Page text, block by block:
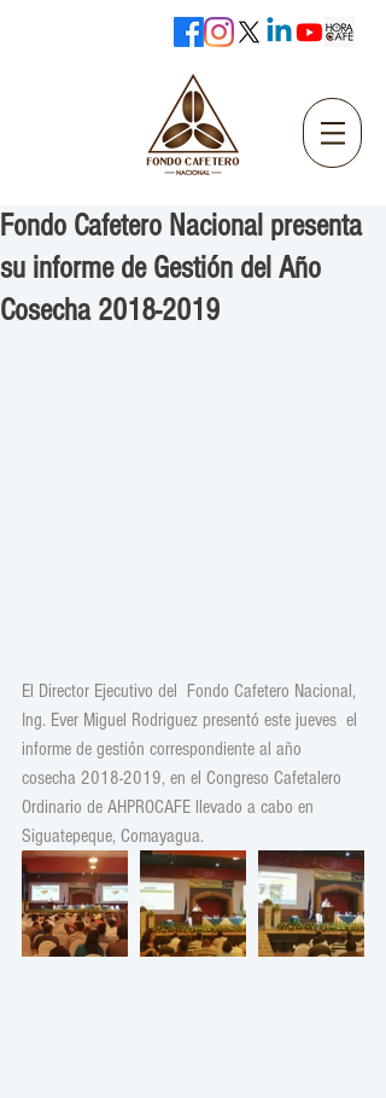
Fondo Cafetero Nacional presenta
su informe de Gestión del Año
Cosecha 2018-2019
El Director Ejecutivo del  Fondo Cafetero Nacional,
Ing. Ever Miguel Rodriguez presentó este jueves  el
informe de gestión correspondiente al año
cosecha 2018-2019, en el Congreso Cafetalero
Ordinario de AHPROCAFE llevado a cabo en
Siguatepeque, Comayagua.